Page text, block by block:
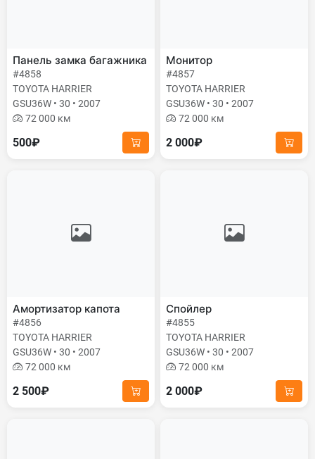
Панель замка багажника
#4858
TOYOTA HARRIER
GSU36W • 30 • 2007
72 000 км
500₽
Монитор
#4857
TOYOTA HARRIER
GSU36W • 30 • 2007
72 000 км
2 000₽
Амортизатор капота
#4856
TOYOTA HARRIER
GSU36W • 30 • 2007
72 000 км
2 500₽
Спойлер
#4855
TOYOTA HARRIER
GSU36W • 30 • 2007
72 000 км
2 000₽